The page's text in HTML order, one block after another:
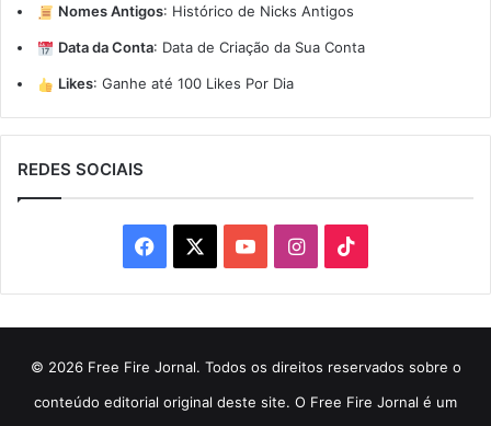
Nomes Antigos: Histórico de Nicks Antigos
Data da Conta: Data de Criação da Sua Conta
Likes: Ganhe até 100 Likes Por Dia
REDES SOCIAIS
Facebook YouTubeInstagram
© 2026 Free Fire Jornal. Todos os direitos reservados sobre o
conteúdo editorial original deste site. O Free Fire Jornal é um